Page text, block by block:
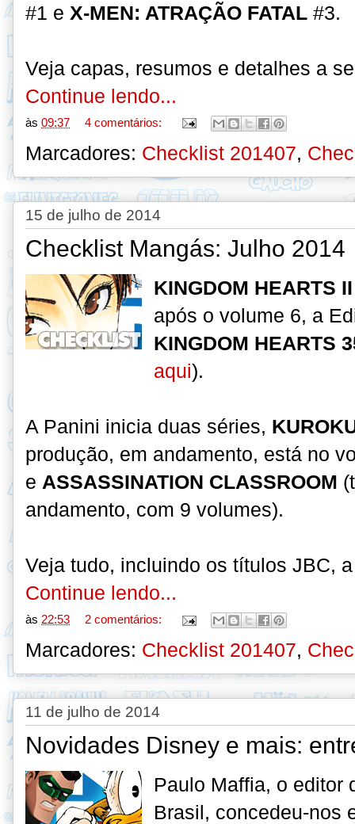
#1 e X-MEN: ATRAÇÃO FATAL #3.
Veja capas, resumos e detalhes a
Continue lendo...
às 09:37 4 comentários:
Marcadores: Checklist 201407,
15 de julho de 2014
Checklist Mangás: Julho 2014
KINGDOM HEARTS
após o volume 6, a
KINGDOM HEARTS
aqui).
A Panini inicia duas séries,
produção, em andamento, está no
e ASSASSINATION CLASSROOM
andamento, com 9 volumes).
Veja tudo, incluindo os títulos JBC,
Continue lendo...
às 22:53 2 comentários:
Marcadores: Checklist 201407,
11 de julho de 2014
Novidades Disney e mais:
Paulo Maffia, o editor
Brasil, concedeu-nos